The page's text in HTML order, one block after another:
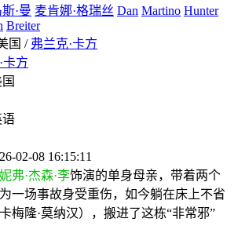
·曼 麦肯娜·格瑞丝 Dan Martino Hunter
Breiter
国 / 弗兰克·卡方
卡方
语
02-08 16:15:11
弗·杰森·李饰演的单身母亲，带着两个
一场事故身受重伤，如今躺在床上不省
梅隆·莫纳汉），搬进了这栋“非常邪”